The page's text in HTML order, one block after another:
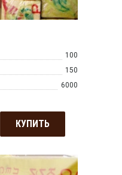
100
150
6000
КУПИТЬ